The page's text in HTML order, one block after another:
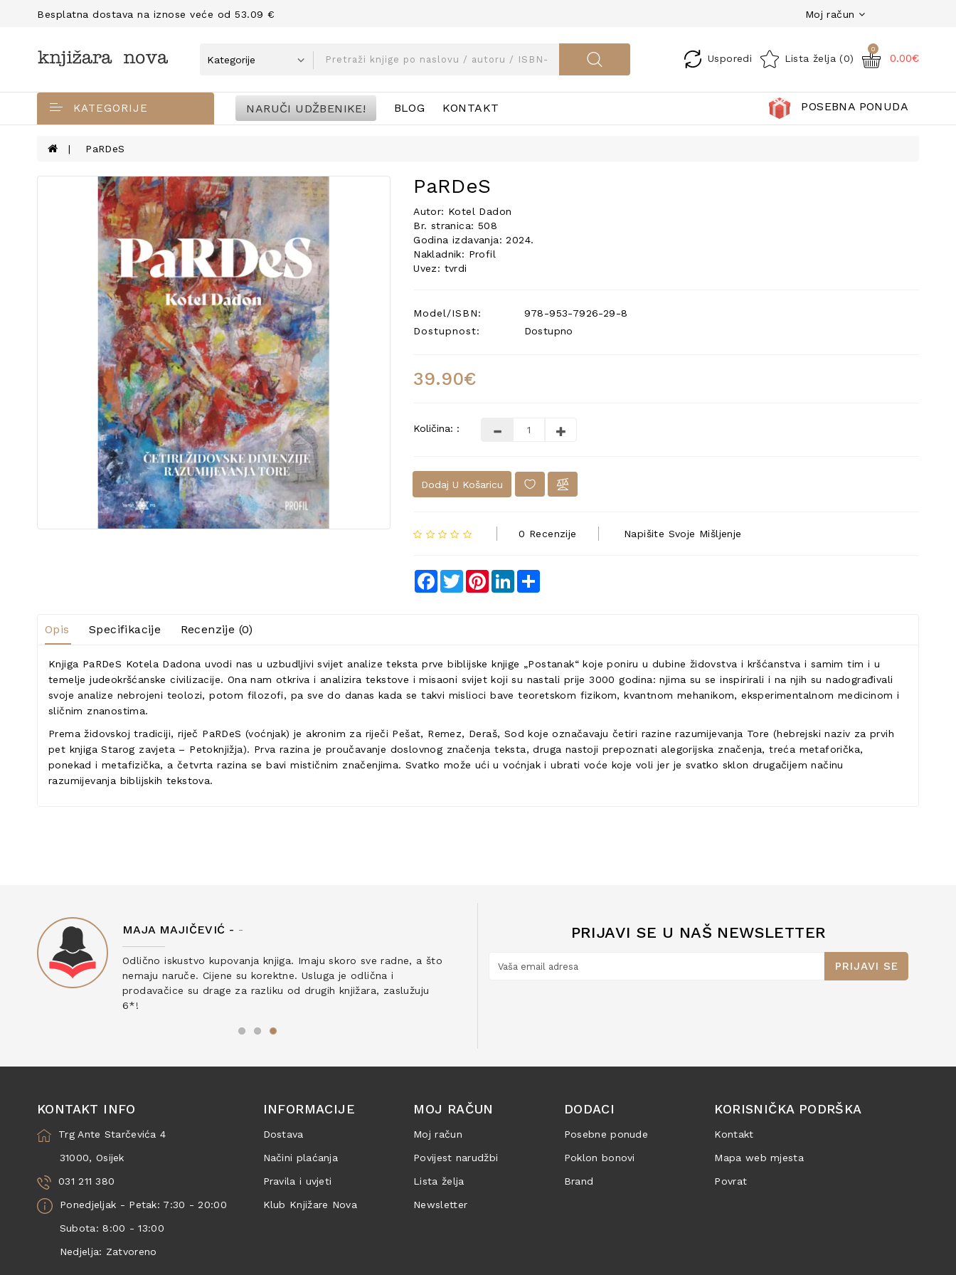
Besplatna dostava na iznose veće od 53.09 € Moj račun
Usporedi Lista želja (0)
0
0.00€
KATEGORIJE NARUČI UDŽBENIKE! BLOG KONTAKT POSEBNA PONUDA
PaRDeS
PaRDeS
Autor: Kotel Dadon
Br. stranica: 508
Godina izdavanja: 2024.
Nakladnik: Profil
Uvez: tvrdi
Model/ISBN:
978-953-7926-29-8
Dostupnost:
Dostupno
39.90€
Količina: :
Dodaj U Košaricu
0 Recenzije Napišite Svoje Mišljenje
Facebook
TwitterPinterestLinkedIn
Opis Specifikacije Recenzije (0)
Knjiga PaRDeS Kotela Dadona uvodi nas u uzbudljivi svijet analize teksta prve biblijske knjige „Postanak“ koje poniru u dubine židovstva i kršćanstva i samim tim i u
temelje judeokršćanske civilizacije. Ona nam otkriva i analizira tekstove i misaoni svijet koji su nastali prije 3000 godina: njima su se inspirirali i na njih su nadograđivali
svoje analize nebrojeni teolozi, potom filozofi, pa sve do danas kada se takvi mislioci bave teoretskom fizikom, kvantnom mehanikom, eksperimentalnom medicinom i
sličnim znanostima.
Prema židovskoj tradiciji, riječ PaRDeS (voćnjak) je akronim za riječi Pešat, Remez, Deraš, Sod koje označavaju četiri razine razumijevanja Tore (hebrejski naziv za prvih
pet knjiga Starog zavjeta – Petoknjižja). Prva razina je proučavanje doslovnog značenja teksta, druga nastoji prepoznati alegorijska značenja, treća metaforička,
ponekad i metafizička, a četvrta razina se bavi mističnim značenjima. Svatko može ući u voćnjak i ubrati voće koje voli jer je svatko sklon drugačijem načinu
razumijevanja biblijskih tekstova.
MAJA MAJIČEVIĆ - -
Odlično iskustvo kupovanja knjiga. Imaju skoro sve radne, a što
nemaju naruče. Cijene su korektne. Usluga je odlična i
prodavačice su drage za razliku od drugih knjižara, zaslužuju
6*!
PRIJAVI SE U NAŠ NEWSLETTER
PRIJAVI SE
KONTAKT INFO
Trg Ante Starčevića 4
31000, Osijek
031 211 380
Ponedjeljak - Petak: 7:30 - 20:00
Subota: 8:00 - 13:00
Nedjelja: Zatvoreno
INFORMACIJE
Dostava
Načini plaćanja
Pravila i uvjeti
Klub Knjižare Nova
MOJ RAČUN
Moj račun
Povijest narudžbi
Lista želja
Newsletter
DODACI
Posebne ponude
Poklon bonovi
Brand
KORISNIČKA PODRŠKA
Kontakt
Mapa web mjesta
Povrat